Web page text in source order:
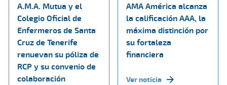
A.M.A. Mutua y el
Colegio Oficial de
Enfermeros de Santa
Cruz de Tenerife
renuevan su póliza de
RCP y su convenio de
colaboración
AMA América alcanza
la calificación AAA, la
máxima distinción por
su fortaleza
financiera
Ver noticia